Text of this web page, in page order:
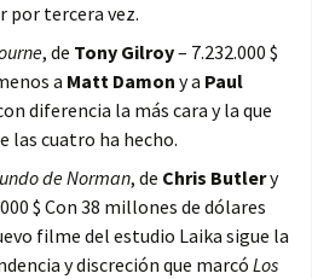
por tercera vez.
, de Tony Gilroy– 7.232.000 $
a Matt Damon y a Paul
diferencia la más cara y la que
las cuatro ha hecho.
de Norman, de Chris Butlery
$ Con 38 millones de dólares
filme del estudio Laika sigue la
y discreción que marcó Los